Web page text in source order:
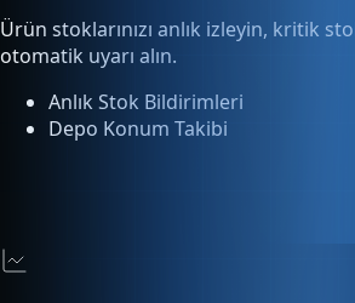
Anlık Stok Bildirimleri
Depo Konum Takibi
Raporlama & Analiz